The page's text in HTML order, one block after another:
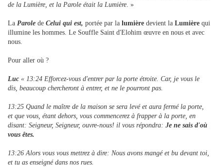
de la Lumière, et la Parole était la Lumière. »
La Parole de Celui qui est, portée par la lumière devient la Lumière qui
illumine les hommes. Le Souffle Saint d'Elohim œuvre en nous et avec
nous.
Pour aller où ?
Luc « 13:24 Efforcez-vous d'entrer par la porte étroite. Car, je vous le
dis, beaucoup chercheront à entrer, et ne le pourront pas.
13:25 Quand le maître de la maison se sera levé et aura fermé la porte,
et que vous, étant dehors, vous commencerez à frapper à la porte, en
disant: Seigneur, Seigneur, ouvre-nous! il vous répondra: Je ne sais d'où
vous êtes.
13:26 Alors vous vous mettrez à dire: Nous avons mangé et bu devant toi,
et tu as enseigné dans nos rues.